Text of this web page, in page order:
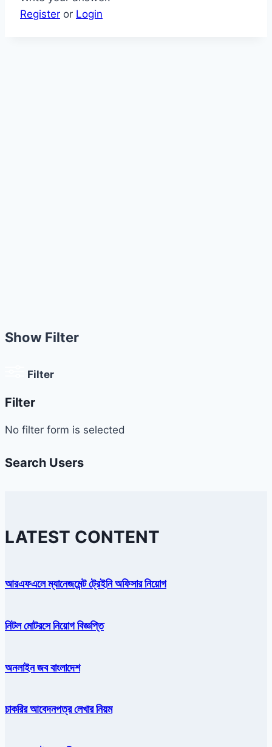
Register or Login
Show Filter
Filter
Filter
No filter form is selected
Search Users
LATEST CONTENT
আরএফএলে ম্যানেজমেন্ট ট্রেইনি অফিসার নিয়োগ
নিটল মোটরসে নিয়োগ বিজ্ঞপ্তি
অনলাইন জব বাংলাদেশ
চাকরির আবেদনপত্র লেখার নিয়ম